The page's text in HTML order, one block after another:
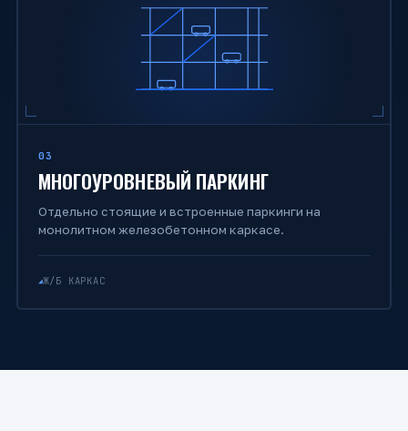
03
МНОГОУРОВНЕВЫЙ ПАРКИНГ
Отдельно стоящие и встроенные паркинги на
монолитном железобетонном каркасе.
Ж/Б КАРКАС